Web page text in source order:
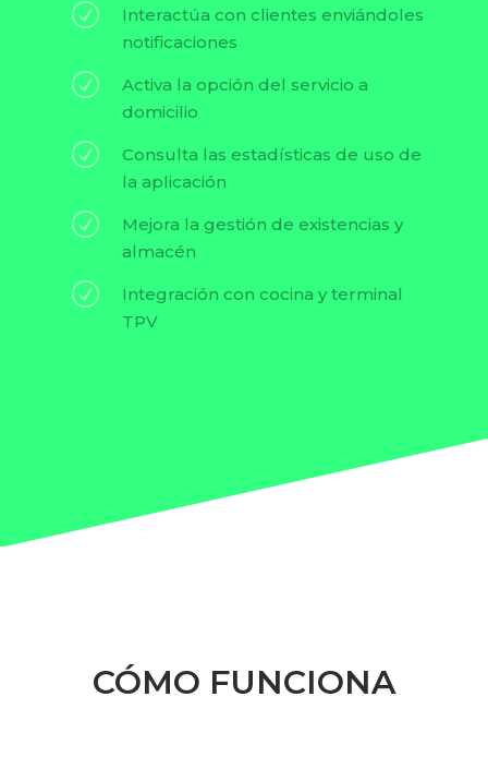
R
Interactúa con clientes enviándoles
notificaciones
R
Activa la opción del servicio a
domicilio
R
Consulta las estadísticas de uso de
la aplicación
R
Mejora la gestión de existencias y
almacén
R
Integración con cocina y terminal
TPV
CÓMO FUNCIONA